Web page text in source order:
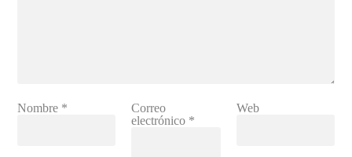
Nombre *
Correo
electrónico *
Web